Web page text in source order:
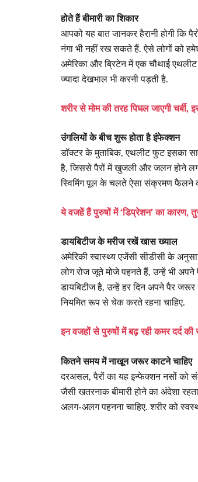
होते हैं बीमारी का शिकार
आपको यह बात जानकर हैरानी होगी कि
नंगा भी नहीं रख सकते हैं. ऐसे लोगों को
अमेरिका और ब्रिटेन में एक चौथाई
ज्यादा देखभाल भी करनी पड़ती है.
शरीर से मोम की तरह पिघल जाएगी
उंगलियों के बीच शुरू होता है इंफेक्शन
डॉक्टर के मुताबिक, एथलीट फुट इसका
है, जिससे पैरों में खुजली और जलन होने
स्विमिंग पूल के चलते ऐसा संक्रमण फैलने
ये वजहें हैं पुरुषों में ‘डिप्रेशन’ का कारण,
डायबिटीज के मरीज रखें खास ख्याल
अमेरिकी स्वास्थ्य एजेंसी सीडीसी के
लोग रोज जूते मोजे पहनते हैं, उन्हें भी अपने
डायबिटीज है, उन्हें हर दिन अपने पैर
नियमित रूप से चेक करते रहना चाहिए.
इन वजहों से पुरुषों में बढ़ रही कमर दर्द
कितने समय में नाखून जरूर काटने चाहिए
दरअसल, पैरों का यह इन्फेक्शन नसों को
जैसी खतरनाक बीमारी होने का अंदेशा
अलग-अलग पहनना चाहिए. शरीर को